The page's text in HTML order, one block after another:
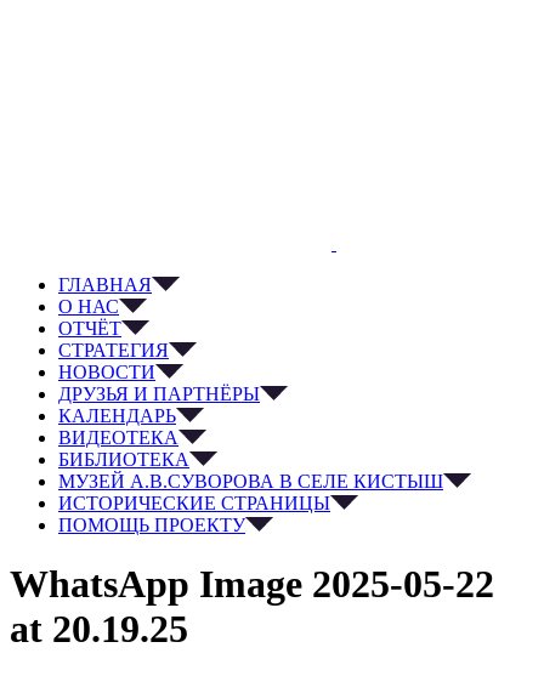
ГЛАВНАЯ
О НАС
ОТЧЁТ
СТРАТЕГИЯ
НОВОСТИ
ДРУЗЬЯ И ПАРТНЁРЫ
КАЛЕНДАРЬ
ВИДЕОТЕКА
БИБЛИОТЕКА
МУЗЕЙ А.В.СУВОРОВА В СЕЛЕ КИСТЫШ
ИСТОРИЧЕСКИЕ СТРАНИЦЫ
ПОМОЩЬ ПРОЕКТУ
WhatsApp Image 2025-05-22
at 20.19.25